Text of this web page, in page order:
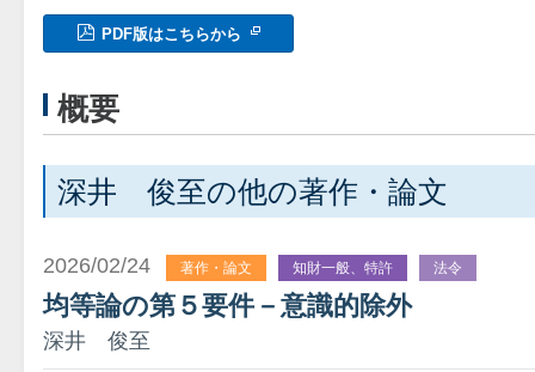
PDF版はこちらから
概要
深井 俊至の他の著作・論文
2026/02/24 著作・論文 知財一般、特許 法令
均等論の第５要件－意識的除外
深井 俊至